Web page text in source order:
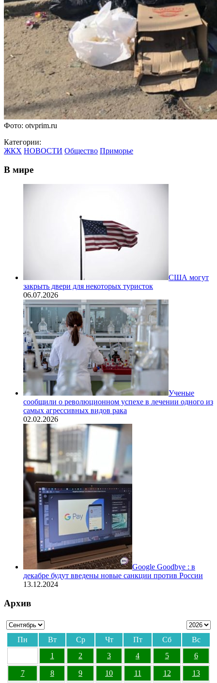
Фото: otvprim.ru
Категории:
ЖКХ НОВОСТИ Общество Приморье
В мире
США могут
закрыть двери для некоторых туристок
06.07.2026
Ученые
сообщили о революционном успехе в лечении одного из
самых агрессивных видов рака
02.02.2026
Google Goodbye : в
декабре будут введены новые санкции против России
13.12.2024
Архив
Пн Вт Ср Чт Пт Сб
Вс
1
2 3 4 5 6
7 8 9 10 11 12 13